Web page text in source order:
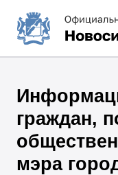
граждан,
мэра